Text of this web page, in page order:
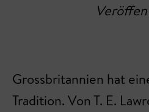
Grossbritannien hat
Tradition. Von T. E.